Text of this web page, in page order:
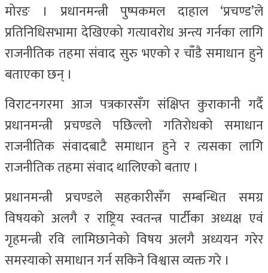
मोरङ । प्रधानमन्त्री पुष्पकमल दाहाल ‘प्रचण्ड’ले
प्रतिनिधिसभामा देखिएको गत्यावरोध अन्त्य गर्नका लागि
राजनीतिक तहमा संवाद सुरु भएको र चाँडै समाधान हुने
बताएका छन् ।
विराटनगरमा आज पत्रकारसँग संक्षिप्त कुराकानी गर्दै
प्रधानमन्त्री प्रचण्डले पछिल्लो गतिरोधको समाधान
राजनीतिक संवादबाटै समाधान हुने र त्यसका लागि
राजनीतिक तहमा संवाद थालिएको बताए ।
प्रधानमन्त्री प्रचण्डले सहकारीसँग सम्बन्धित समग्र
विषयको अलगै र राष्ट्रिय स्वतन्त्र पार्टीका अध्यक्ष एवं
गृहमन्त्री रवि लामिछानेको विषय अलगै अध्ययन गरेर
समस्याको समाधान गर्न सकिने विश्वास व्यक्त गरे ।